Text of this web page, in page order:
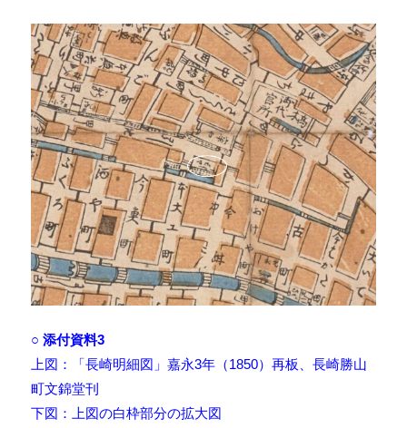
○ 添付資料3
上図：「長崎明細図」嘉永3年（1850）再板、長崎勝山
町文錦堂刊
下図：上図の白枠部分の拡大図